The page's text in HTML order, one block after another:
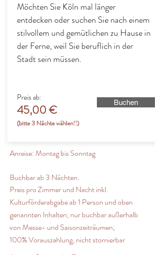
Möchten Sie Köln mal länger
entdecken oder suchen Sie nach einem
stilvollem und gemütlichen zu Hause in
der Ferne, weil Sie beruflich in der
Stadt sein müssen.
Preis ab:
45,00 €
(bitte 3 Nächte wählen!!)
Buchen
Anreise:Montagbis Sonntag
Buchbar ab 3 Nächten.
Preis pro Zimmer und Nachtinkl.
Kulturförderabgabe ab 1 Person und oben
genannten Inhalten; nur buchbar außerhalb
von Messe- und Saisonzeiträumen;
100%Vorauszahlung, nicht stornierbar